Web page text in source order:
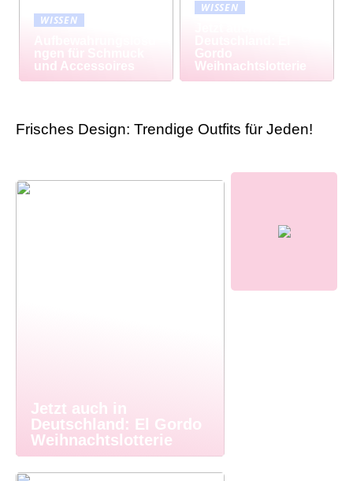
WISSEN
ngen für Schmuck
und Accessoires
WISSEN
Gordo
Weihnachtslotterie
Frisches Design: Trendige Outfits für Jeden!
Jetzt auch in
Deutschland: El Gordo
Weihnachtslotterie